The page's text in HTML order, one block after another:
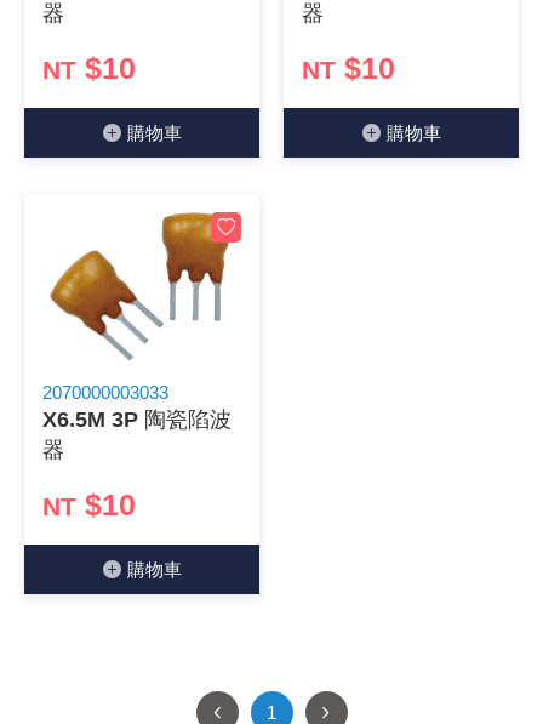
器
NT $10
購物⾞
器
NT $10
購物⾞
2070000003033
X6.5M 3P 陶瓷陷波
器
NT $10
購物⾞
1